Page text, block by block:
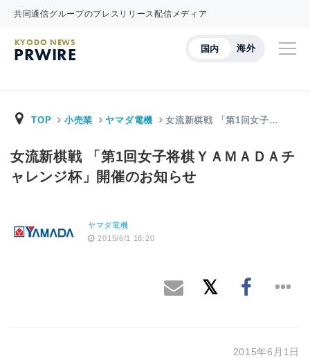
共同通信グループのプレスリリース配信メディア
国内 海外
KYODO NEWS
PRWIRE
TOP 小売業 ヤマダ電機 女流新棋戦 「第1回女子…
女流新棋戦 「第1回女子将棋ＹＡＭＡＤＡチ
ャレンジ杯」開催のお知らせ
ヤマダ電機
2015/6/1 18:20
2015年6月1日